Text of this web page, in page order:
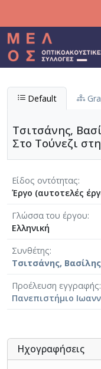
Default
Τσιτσάνης,
Στο Τούνεζι
Είδος οντότητας
Έργο (αυτοτελές
Γλώσσα του έργου
Ελληνική
Συνθέτης
Τσιτσάνης,
Προέλευση εγγραφής
Πανεπιστήμιο
Ηχογραφήσεις